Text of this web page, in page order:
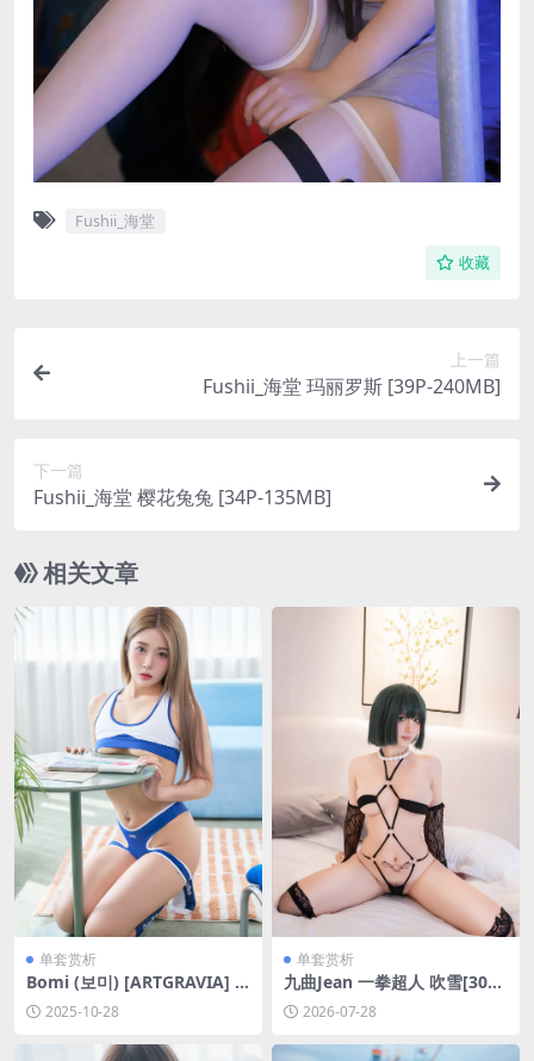
Fushii_海堂
收藏
上一篇
Fushii_海堂 玛丽罗斯 [39P-240MB]
下一篇
Fushii_海堂 樱花兔兔 [34P-135MB]
相关文章
单套赏析
Bomi (보미) [ARTGRAVIA] V
OL.533 Bomi [100P-146MB]
2025-10-28
单套赏析
九曲Jean 一拳超人 吹雪[30P-
128.6M]
2026-07-28